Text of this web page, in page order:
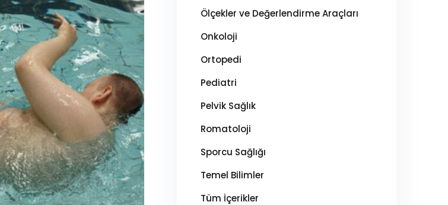
Ölçekler ve Değerlendirme Araçları
Onkoloji
Ortopedi
Pediatri
Pelvik Sağlık
Romatoloji
Sporcu Sağlığı
Temel Bilimler
Tüm İçerikler